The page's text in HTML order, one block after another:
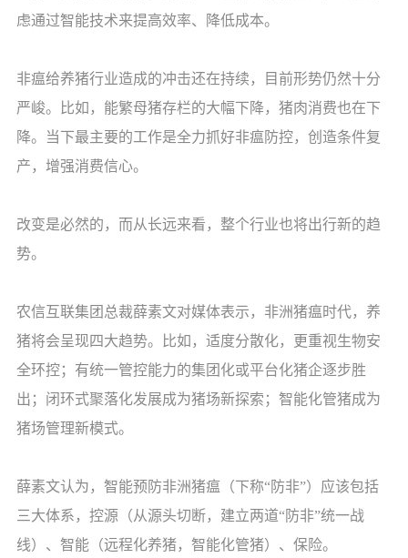
虑通过智能技术来提高效率、降低成本。
非瘟给养猪行业造成的冲击还在持续，目前形势仍然十分
严峻。比如，能繁母猪存栏的大幅下降，猪肉消费也在下
降。当下最主要的工作是全力抓好非瘟防控，创造条件复
产，增强消费信心。
改变是必然的，而从长远来看，整个行业也将出行新的趋
势。
农信互联集团总裁薛素文对媒体表示，非洲猪瘟时代，养
猪将会呈现四大趋势。比如，适度分散化，更重视生物安
全环控；有统一管控能力的集团化或平台化猪企逐步胜
出；闭环式聚落化发展成为猪场新探索；智能化管猪成为
猪场管理新模式。
薛素文认为，智能预防非洲猪瘟（下称“防非”）应该包括
三大体系，控源（从源头切断，建立两道“防非”统一战
线）、智能（远程化养猪，智能化管猪）、保险。